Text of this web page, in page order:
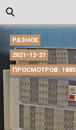
РАЗНОЕ
2021-12-21
ПРОСМОТРОВ: 1885